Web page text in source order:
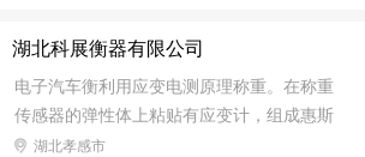
湖北科展衡器有限公司
电子汽车衡利用应变电测原理称重。在称重
传感器的弹性体上粘贴有应变计，组成惠斯
登电桥。在无负荷时，电桥处于平衡状态，
湖北孝感市